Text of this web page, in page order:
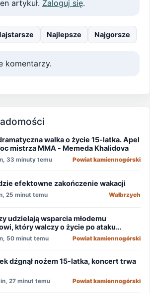
artykuł. Zaloguj się.
Najlepsze Najgorsze
komentarzy.
walka o życie 15-latka. Apel
mistrza MMA - Memeda Khalidova
33 minuty temu Powiat kamiennogórski
efektowne zakończenie wakacji
25 minut temu Wałbrzych
udzielają wsparcia młodemu
który walczy o życie po ataku
50 minut temu Powiat kamiennogórski
dźgnął nożem 15-latka, koncert trwa
27 minut temu Powiat kamiennogórski